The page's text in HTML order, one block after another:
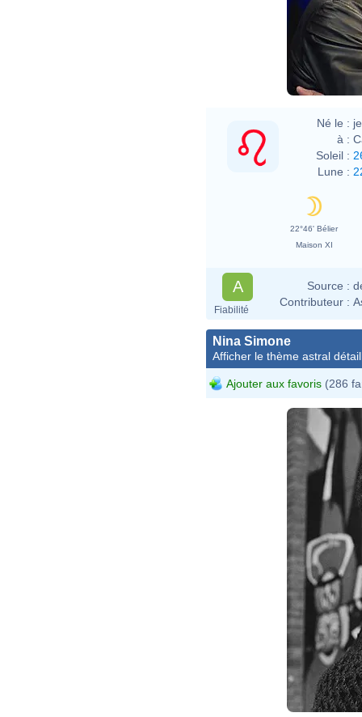
Né le :
à :
Soleil :
Lune :
22°46' Bélier
Maison XI
A
Fiabilité
Source :
Contributeur :
Nina Simone
Afficher le thème astral
Ajouter aux favoris (286